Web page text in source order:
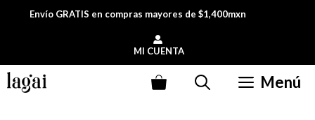
SaltarEnvío GRATIS en compras mayores de $1,400mxn
MI CUENTA
Menú